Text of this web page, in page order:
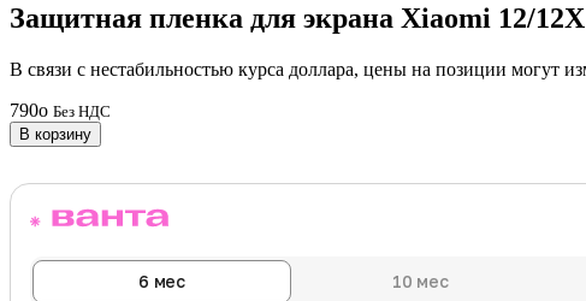
Защитная пленка для экрана Xiaomi 12/
В связи с нестабильностью курса доллара, цены на позиции могут
790o Без НДС
В корзину
6 мес 10 мес